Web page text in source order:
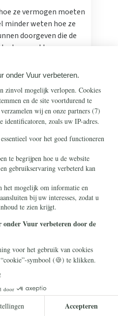
ze vermogen moeten
minder weten hoe ze
doorgeven die de
maakt.
een baan
Ze
aan het front
strijders
door de waarheid